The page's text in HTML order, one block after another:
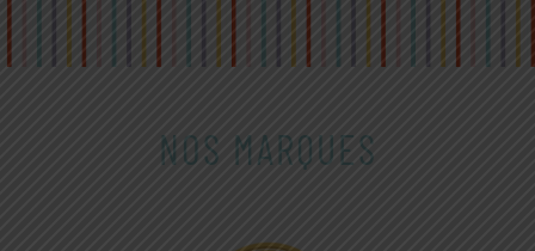
NOS MARQUES